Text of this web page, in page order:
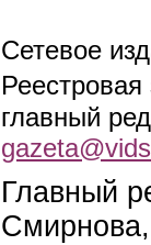
Сетевое
главный
Главный
Смирнова,